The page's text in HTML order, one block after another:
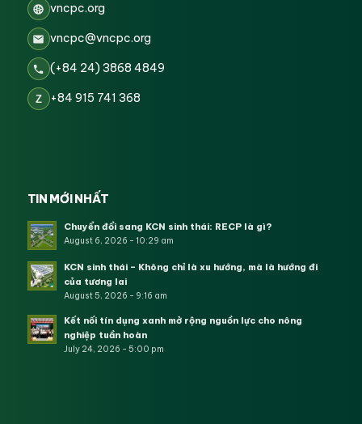
vncpc.org
vncpc@vncpc.org
(+84 24) 3868 4849
Z +84 915 741 368
TIN MỚI NHẤT
Chuyển đổi sang KCN sinh thái: RECP là gì?
August 6, 2026 - 10:29 am
KCN sinh thái – Không chỉ là xu hướng, mà là hướng đi
của tương lai
August 5, 2026 - 9:16 am
Kết nối tín dụng xanh mở rộng nguồn lực cho nông
nghiệp tuần hoàn
July 24, 2026 - 5:00 pm